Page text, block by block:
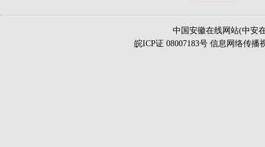
中国安徽在线网站(中安
皖ICP证 08007183号 信息网络传播